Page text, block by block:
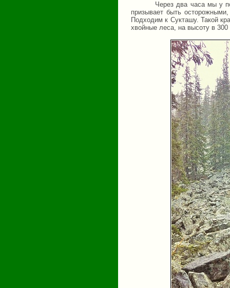
Через два часа мы у
призывает быть
Подходим к Сукташу. Такой
хвойные леса, на высоту в